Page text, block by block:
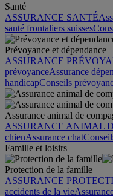
Santé
ASSURANCE SANTÉ
santé frontaliers suisses
Prévoyance et dépendance
ASSURANCE
prévoyanceAssurance
handicapConseils
Assurance animal de
ASSURANCE ANIMAL
chienAssurance chat
Famille et loisirs
Protection de la famille
ASSURANCE
accidents de la vie